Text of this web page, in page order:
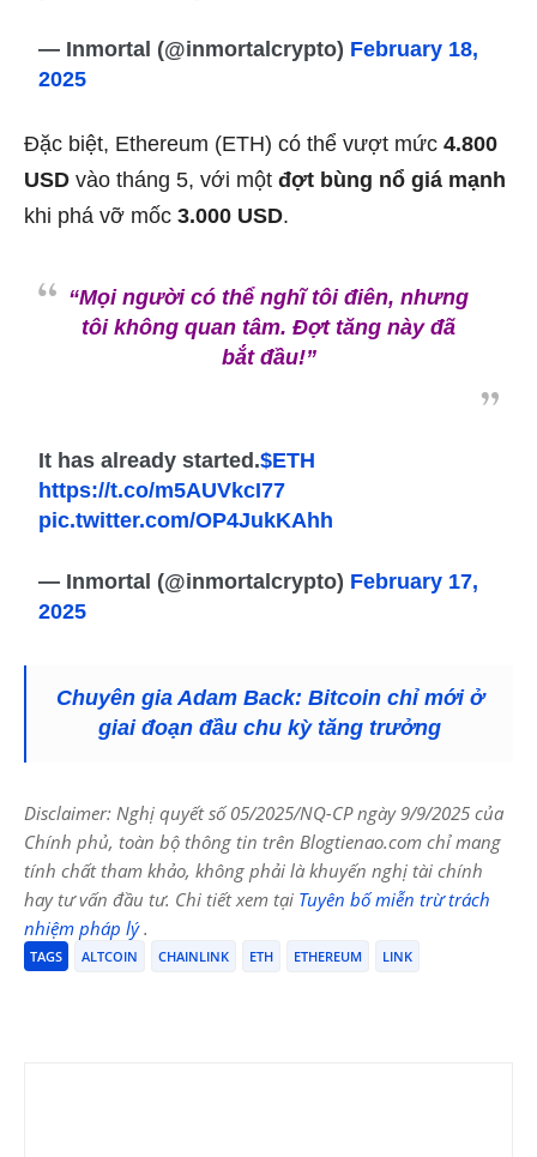
— Inmortal (@inmortalcrypto) February 18,
2025
Đặc biệt, Ethereum (ETH) có thể vượt mức 4.800
USD vào tháng 5, với một đợt bùng nổ giá mạnh
khi phá vỡ mốc 3.000 USD.
“Mọi người có thể nghĩ tôi điên, nhưng
tôi không quan tâm. Đợt tăng này đã
bắt đầu!”
It has already started.$ETH
https://t.co/m5AUVkcI77
pic.twitter.com/OP4JukKAhh
— Inmortal (@inmortalcrypto) February 17,
2025
Chuyên gia Adam Back: Bitcoin chỉ mới ở
giai đoạn đầu chu kỳ tăng trưởng
Disclaimer: Nghị quyết số 05/2025/NQ-CP ngày 9/9/2025 của
Chính phủ, toàn bộ thông tin trên Blogtienao.com chỉ mang
tính chất tham khảo, không phải là khuyến nghị tài chính
hay tư vấn đầu tư. Chi tiết xem tại Tuyên bố miễn trừ trách
nhiệm pháp lý.
TAGS ALTCOIN CHAINLINK ETH ETHEREUM LINK